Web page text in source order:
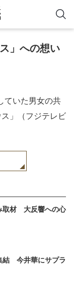
」への想い
ていた男女の共
」（フジテレビ
取材 大反響への心
結 今井華にサプラ